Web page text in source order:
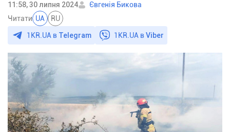
11:58, 30 липня 2024
Євгенія Бикова
Читати UA RU
1KR.UA в Telegram 1KR.UA вViber